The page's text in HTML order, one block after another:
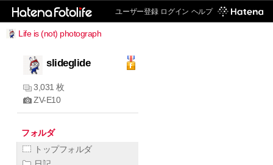
ユーザー登録 ログイン ヘルプ
Life is (not) photograph
slideglide
3,031 枚
ZV-E10
フォルダ
トップフォルダ